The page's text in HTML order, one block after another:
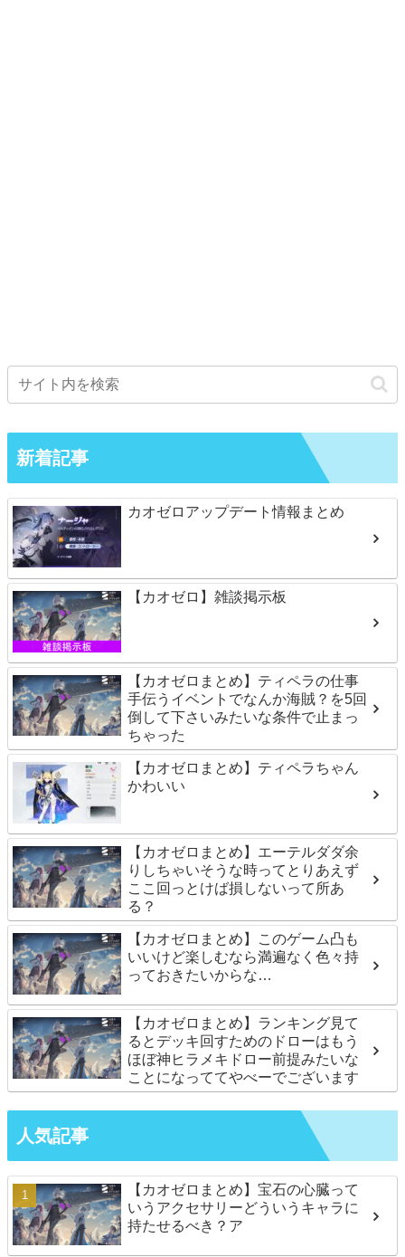
新着記事
カオゼロアップデート情報まとめ
【カオゼロ】雑談掲示板
【カオゼロまとめ】ティペラの仕事
手伝うイベントでなんか海賊？を5回
倒して下さいみたいな条件で止まっ
ちゃった
【カオゼロまとめ】ティペラちゃん
かわいい
【カオゼロまとめ】エーテルダダ余
りしちゃいそうな時ってとりあえず
ここ回っとけば損しないって所あ
る？
【カオゼロまとめ】このゲーム凸も
いいけど楽しむなら満遍なく色々持
っておきたいからな…
【カオゼロまとめ】ランキング見て
るとデッキ回すためのドローはもう
ほぼ神ヒラメキドロー前提みたいな
ことになっててやべーでございます
人気記事
【カオゼロまとめ】宝石の心臓って
いうアクセサリーどういうキャラに
持たせるべき？ア